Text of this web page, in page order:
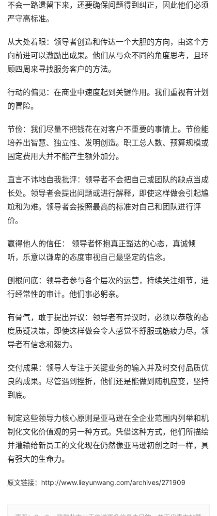
不会一路遗留下来，还要确保问题得到纠正，因此他们必须
严守高标准。
从大处着眼：领导者创造和传达一个大胆的方向，由这个方
向前进可以激励出成果。他们从与众不同的角度思考，且环
顾四周来寻找服务客户的方法。
行动的偏见：在商业中速度起到关键作用。我们重视有计划
的冒险。
节俭：我们尽量不把钱花在对客户不重要的事情上。节俭能
培养出智慧、独立性、发明创造。职工总人数、预算规模或
固定费用大并不能产生额外加分。
直言不讳地自我批评：领导者不会把自己或团队的缺点当成
长处。领导者会提出问题或进行解释，即使这样做会引起尴
尬和为难。领导者会按照最高的标准对自己和团队进行评
价。
赢得他人的信任： 领导者怀抱真正豁达的心态，真诚倾
听，乐意以谦卑的态度审视自己最坚定的信念。
刨根问底：领导者参与各个层次的运营，持续关注细节，进
行经常性的审计。他们事必躬亲。
有骨气，敢于提出异议：领导者有异议时，必须以恭敬的态
度质疑决策，即使这样做会令人感觉不舒服或筋疲力尽。领
导者有信念和毅力。
交付成果：领导人专注于关键业务的输入并及时交付品质优
良的成果。尽管遇到挫折，他们还是能做到随机应变，坚持
到底。
制定这些领导力核心原则是亚马逊在全企业范围内列举和机
制化文化价值观的另一种方式。凭借这种方式，他们所描绘
并灌输给新员工的文化现在仍然像亚马逊初创之时一样，具
有强大的生命力。
原文链接：http://www.lieyunwang.com/archives/271909